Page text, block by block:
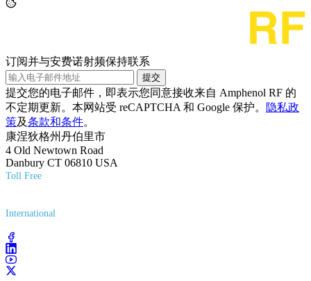
订阅并与安费诺射频保持联系
提交
提交您的电子邮件，即表示您同意接收来自 Amphenol RF 的
不定期更新。本网站受 reCAPTCHA 和 Google 保护。
隐私政
策及条款和条件。
康涅狄格州丹伯里市
4 Old Newtown Road
Danbury CT 06810 USA
Toll Free
International